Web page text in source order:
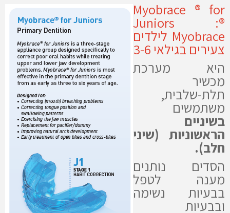
Myobrace ® for
Juniors :®
Myobrace לילדים
צעירים בגילאי 3-6
היא מערכת
מכשיר
תלת-שלבית,
משתמשים
בשיניים
הראשוניות (שיני
חלב).
הסדים נותנים
מענה לטפל
בבעיות נשימה
ובבעיות